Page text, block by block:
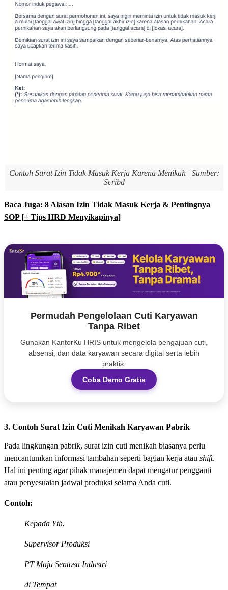
Contoh Surat Izin Tidak Masuk Kerja Karena Menikah | Sumber:
Scribd
Baca Juga: 8 Alasan Izin Tidak Masuk Kerja & Pentingnya
SOP [+ Tips HRD Menyikapinya]
Permudah Pengelolaan Cuti Karyawan
Tanpa Ribet
Gunakan KantorKu HRIS untuk mengelola pengajuan cuti,
absensi, dan data karyawan secara digital serta lebih
praktis.
Coba Demo Gratis
3. Contoh Surat Izin Cuti Menikah Karyawan Pabrik
Pada lingkungan pabrik, surat izin cuti menikah biasanya perlu
mencantumkan informasi tambahan seperti bagian kerja atau shift.
Hal ini penting agar pihak manajemen dapat mengatur pengganti
atau penyesuaian jadwal produksi selama Anda cuti.
Contoh:
Kepada Yth.
Supervisor Produksi
PT Maju Sentosa Industri
di Tempat